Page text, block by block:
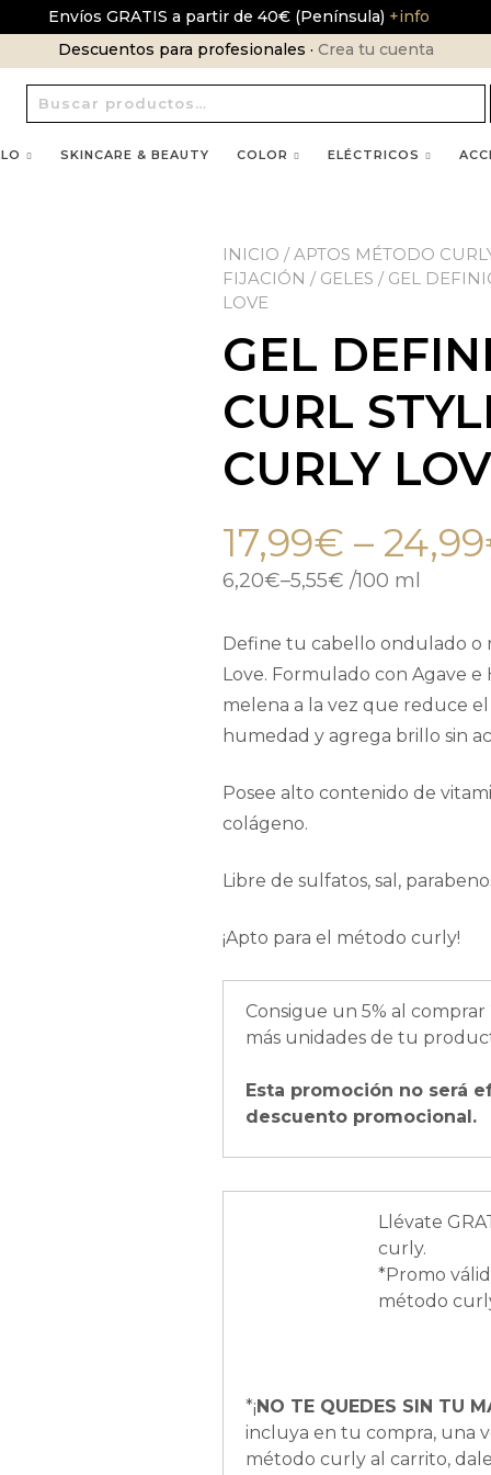
Envíos GRATIS a partir de 40€ (Península) +info
Descuentos para profesionales · Crea tu cuenta
Buscar
por:
SKINCARE & BEAUTY COLOR ELÉCTRICOS
INICIO /APTOS MÉTODO
FIJACIÓN / GELES / GEL
LOVE
GEL
CURL
CURLY
17,99€ – 24,99
6,20€–5,55€ /100 ml
Define tu cabello ondulado o
Love. Formulado con Agave
melena a la vez que reduce
humedad y agrega brillo sin
Posee alto contenido de
colágeno.
Libre de sulfatos, sal,
¡Apto para el método curly!
Consigue un 5% al
más unidades de tu
Esta promoción no será
descuento promocional.
Llévate
curly.
*Promo
método
*¡ NO TE QUEDES SIN TU
incluya en tu compra, una
método curly al carrito,